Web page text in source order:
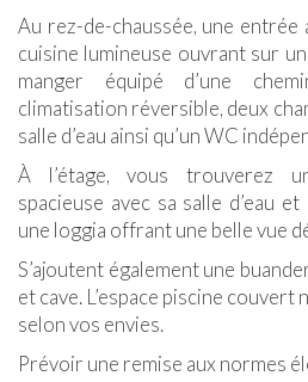
Au rez-de-chaussée, une entrée
cuisine lumineuse ouvrant sur
manger équipé d’une
climatisation réversible, deux
salle d’eau ainsi qu’un WC
À l’étage, vous trouverez
spacieuse avec sa salle d’eau
une loggia offrant une belle vue
S’ajoutent également une
et cave. L’espace piscine
selon vos envies.
Prévoir une remise aux normes